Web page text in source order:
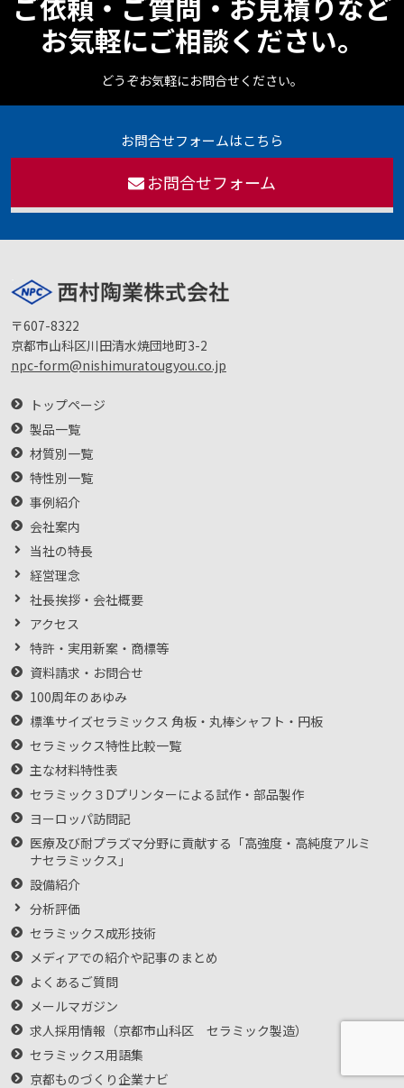
お気軽にご相談ください。
どうぞお気軽にお問合せください。
お問合せフォームはこちら
お問合せフォーム
〒607-8322
京都市山科区川田清水焼団地町3-2
npc-form@nishimuratougyou.co.jp
トップページ
製品一覧
材質別一覧
特性別一覧
事例紹介
会社案内
当社の特長
経営理念
社長挨拶・会社概要
アクセス
特許・実用新案・商標等
資料請求・お問合せ
100周年のあゆみ
標準サイズセラミックス 角板・丸棒シャフト・円板
セラミックス特性比較一覧
主な材料特性表
セラミック３Dプリンターによる試作・部品製作
ヨーロッパ訪問記
医療及び耐プラズマ分野に貢献する「高強度・高純度アルミ
ナセラミックス」
設備紹介
分析評価
セラミックス成形技術
メディアでの紹介や記事のまとめ
よくあるご質問
メールマガジン
求人採用情報（京都市山科区 セラミック製造）
セラミックス用語集
京都ものづくり企業ナビ